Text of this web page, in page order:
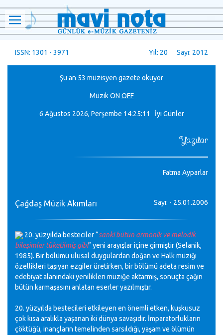
ISSN: 1301 - 3971 Yıl: 20 Sayı: 2012
Şu an 53 müzisyen gazete okuyor
MüzikON OFF
6 Ağustos 2026, Perşembe 14:25:11 İyi Günler
Yazılar
Fatma Ayparlar
Çağdaş Müzik Akımları Sayı: - 25.01.2006
20. yüzyılda besteciler “sanki bütün armonik ve melodik
bileşimler tüketilmiş gibi” yeni arayışlar içine girmiştir (Selanik,
1985). Bir bölümü ulusal duygulardan doğan ve Halk müziği
özellikleri taşıyan ezgiler üretirken, bir bölümü adeta resim ve
edebiyat alanındaki yenilikleri müziğe aktarmış, sonuçta çağın
bütün karmaşasını anlatan eserler yazılmıştır.
20. yüzyılda bestecileri etkileyen en önemli etken, kuşkusuz
çok kısa aralıkla yaşanan iki dünya savaşıdır. İmparatorlukların
çöktüğü, inançların temelinden sarsıldığı, yaşam ve ölümün